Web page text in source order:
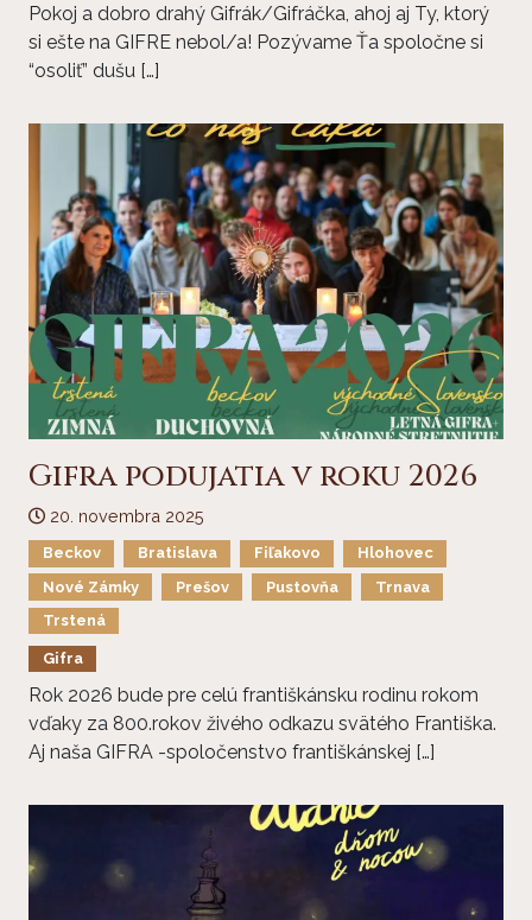
Pokoj a dobro drahý Gifrák/Gifráčka, ahoj aj Ty, ktorý
si ešte na GIFRE nebol/a! Pozývame Ťa spoločne si
“osoliť” dušu […]
Gifra podujatia v roku 2026
20. novembra 2025
Beckov Bratislava Fiľakovo
Hlohovec
Nové Zámky
Prešov Pustovňa
Trnava
Trstená
Gifra
Rok 2026 bude pre celú františkánsku rodinu rokom
vďaky za 800.rokov živého odkazu svätého Františka.
Aj naša GIFRA -spoločenstvo františkánskej […]